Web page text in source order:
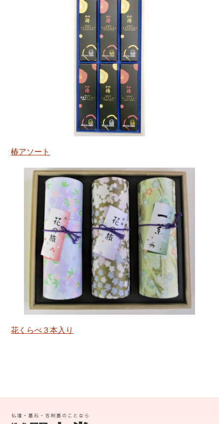
椿アソート
花くらべ３本入り